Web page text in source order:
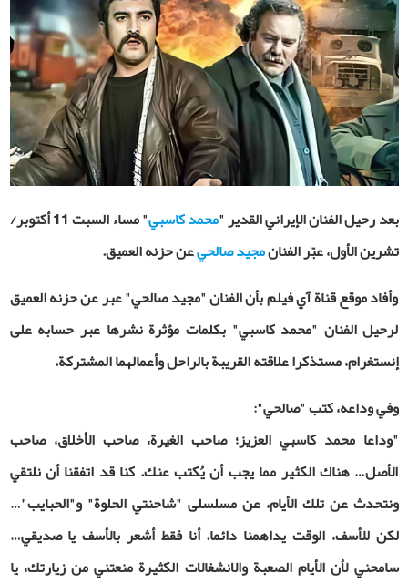
بعد رحيل الفنان الإيراني القدير "محمد كاسبي
" مساء السبت 11 أكتوبر/
تشرين الأول، عبّر الفنانمجيد صالحيعن حزنه العميق.
وأفاد موقع قناة آي فيلم بأن الفنان "مجيد صالحي" عبر عن حزنه العميق
لرحيل الفنان "محمد كاسبي" بكلمات مؤثرة نشرها عبر حسابه على
إنستغرام، مستذكرا علاقته القريبة بالراحل وأعمالهما المشتركة.
وفي وداعه، كتب "صالحي":
"وداعا محمد كاسبي العزيز؛ صاحب الغيرة، صاحب الأخلاق، صاحب
الأصل… هناك الكثير مما يجب أن يُكتب عنك. كنا قد اتفقنا أن نلتقي
ونتحدث عن تلك الأيام، عن مسلسلی "شاحنتي الحلوة" و"الحبایب"…
لكن للأسف، الوقت يداهمنا دائما. أنا فقط أشعر بالأسف يا صديقي…
سامحني لأن الأيام الصعبة والانشغالات الكثيرة منعتني من زيارتك، يا